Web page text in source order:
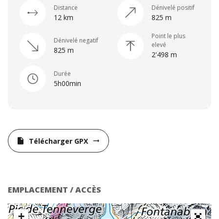
Distance
12 km
Dénivelé positif
825 m
Dénivelé negatif
825 m
Point le plus
elevé
2'498 m
Durée
5h00min
insert_drive_file Télécharger GPX arrow_right_alt
EMPLACEMENT / ACCÈS
+